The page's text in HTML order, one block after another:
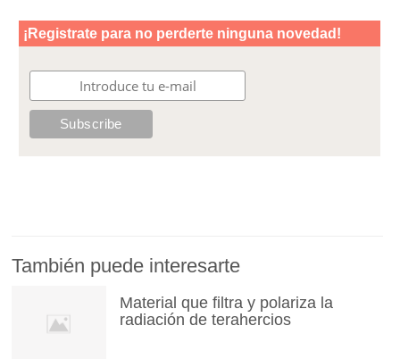
También puede interesarte
Material que filtra y polariza la
radiación de terahercios